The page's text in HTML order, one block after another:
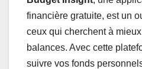
financière gratuite, est un
ceux qui cherchent à
balances. Avec cette
suivre vos fonds